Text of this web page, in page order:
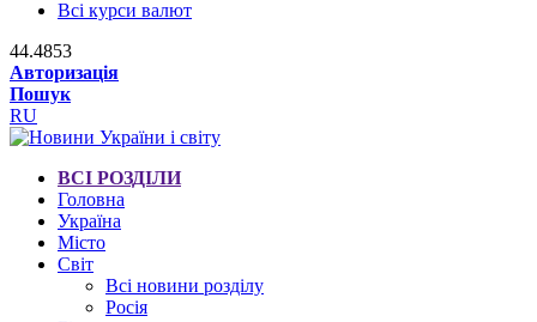
Всі курси валют
44.4853
Авторизація
Пошук
RU
ВСІ РОЗДІЛИ
Головна
Україна
Місто
Світ
Всі новини розділу
Росія